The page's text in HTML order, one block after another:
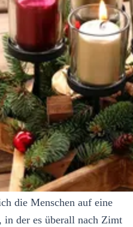
die Menschen auf eine
in der es überall nach Zimt